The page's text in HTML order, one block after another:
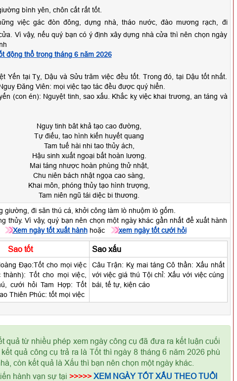
bình yên, chôn cất rất tốt.
việc gác đòn đông, dựng nhà, tháo nước, đào mương rạch, đi
Vì vậy, nếu quý bạn có ý định xây dựng nhà cửa thì nên chọn ngày
động thổ trong tháng 6 năm 2026
Yến tại Tỵ, Dậu và Sửu trăm việc đều tốt. Trong đó, tại Dậu tốt nhất.
Đăng Viên: mọi việc tạo tác đều được quý hiển.
(con én): Nguyệt tinh, sao xấu. Khắc kỵ việc khai trương, an táng và
Nguy tinh bât khả tạo cao đường,
Tự điếu, tao hình kiến huyết quang
Tam tuế hài nhi tao thủy ách,
Hậu sinh xuất ngoại bất hoàn lương.
Mai táng nhược hoàn phùng thử nhật,
Chu niên bách nhật ngọa cao sàng,
Khai môn, phóng thủy tạo hình trượng,
Tam niên ngũ tái diệc bi thương.
giường, đi săn thú cá, khởi công làm lò nhuộm lò gốm.
thủy. Vì vậy, quý bạn nên chọn một ngày khác gần nhất để xuất hành
Xem ngày tốt xuất hànhhoặc xem ngày tốt cưới hỏi
Sao tốt Sao xấu
Đạo:Tốt cho mọi việc
Tốt cho mọi việc,
cưới hỏi Tam Hợp: Tốt
Thiên Phúc: tốt mọi việc
Câu Trận: Kỵ mai táng Cô thần: Xấu nhất
với việc giá thú Tội chỉ: Xấu với việc cúng
bái, tế tự, kiện cáo
quả từ nhiều phép xem ngày công cụ đã đưa ra kết luận cuối
quả công cụ trả ra là Tốt thì ngày 8 tháng 6 năm 2026 phù
còn kết quả là Xấu thì bạn nên chọn một ngày khác.
hành vạn sự tại >>>>> XEM NGÀY TỐT XẤU THEO TUỔI